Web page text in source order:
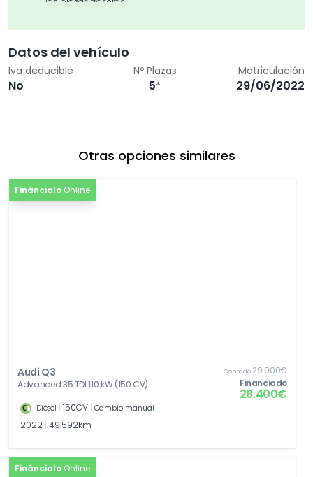
[Z01]Paquete accesorios 0,00€
Datos del vehículo
Iva deducible
No
Nº Plazas
5*
Matriculación
29/06/2022
Otras opciones similares
Fináncialo Online
Audi Q3
Advanced 35 TDI 110 kW (150 CV)
Contado29.900€
Financiado
28.400€
Diésel 150CV Cambio manual
2022 49.592km
Fináncialo Online